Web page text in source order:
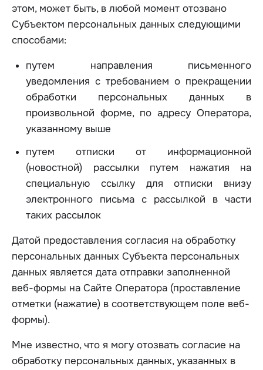
этом, может быть, в любой момент отозвано
Субъектом персональных данных следующими
способами:
путем направления письменного
уведомления с требованием о прекращении
обработки персональных данных в
произвольной форме, по адресу Оператора,
указанному выше
путем отписки от информационной
(новостной) рассылки путем нажатия на
специальную ссылку для отписки внизу
электронного письма с рассылкой в части
таких рассылок
Датой предоставления согласия на обработку
персональных данных Субъекта персональных
данных является дата отправки заполненной
веб-формы на Сайте Оператора (проставление
отметки (нажатие) в соответствующем поле веб-
формы).
Мне известно, что я могу отозвать согласие на
обработку персональных данных, указанных в